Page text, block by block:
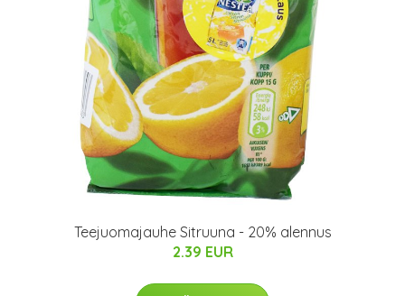
Teejuomajauhe Sitruuna - 20% alennus
2.39 EUR